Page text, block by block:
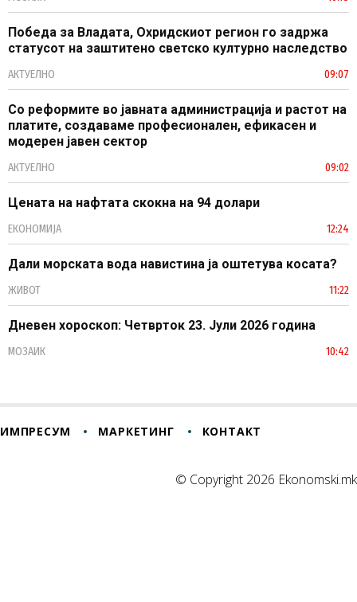
Победа за Владата, Охридскиот регион го задржа
статусот на заштитено светско културно наследство
АКТУЕЛНО 09:07
Со реформите во јавната администрација и растот на
платите, создаваме професионален, ефикасен и
модерен јавен сектор
АКТУЕЛНО 09:02
Цената на нафтата скокна на 94 долари
ЕКОНОМИЈА 12:24
Дали морската вода навистина ја оштетува косата?
ЖИВОТ 11:22
Дневен хороскоп: Четврток 23. Јули 2026 година
МОЗАИК 10:42
ИМПРЕСУМ МАРКЕТИНГ КОНТАКТ
© Copyright 2026 Ekonomski.mk